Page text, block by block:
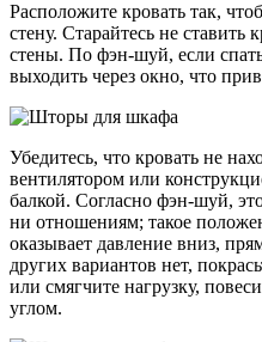
Расположите кровать так,
стену. Старайтесь не
стены. По фэн-шуй, если
выходить через окно, что
Убедитесь, что кровать не
вентилятором или
балкой. Согласно фэн-шуй,
ни отношениям; такое
оказывает давление вниз,
других вариантов нет,
или смягчите нагрузку,
углом.